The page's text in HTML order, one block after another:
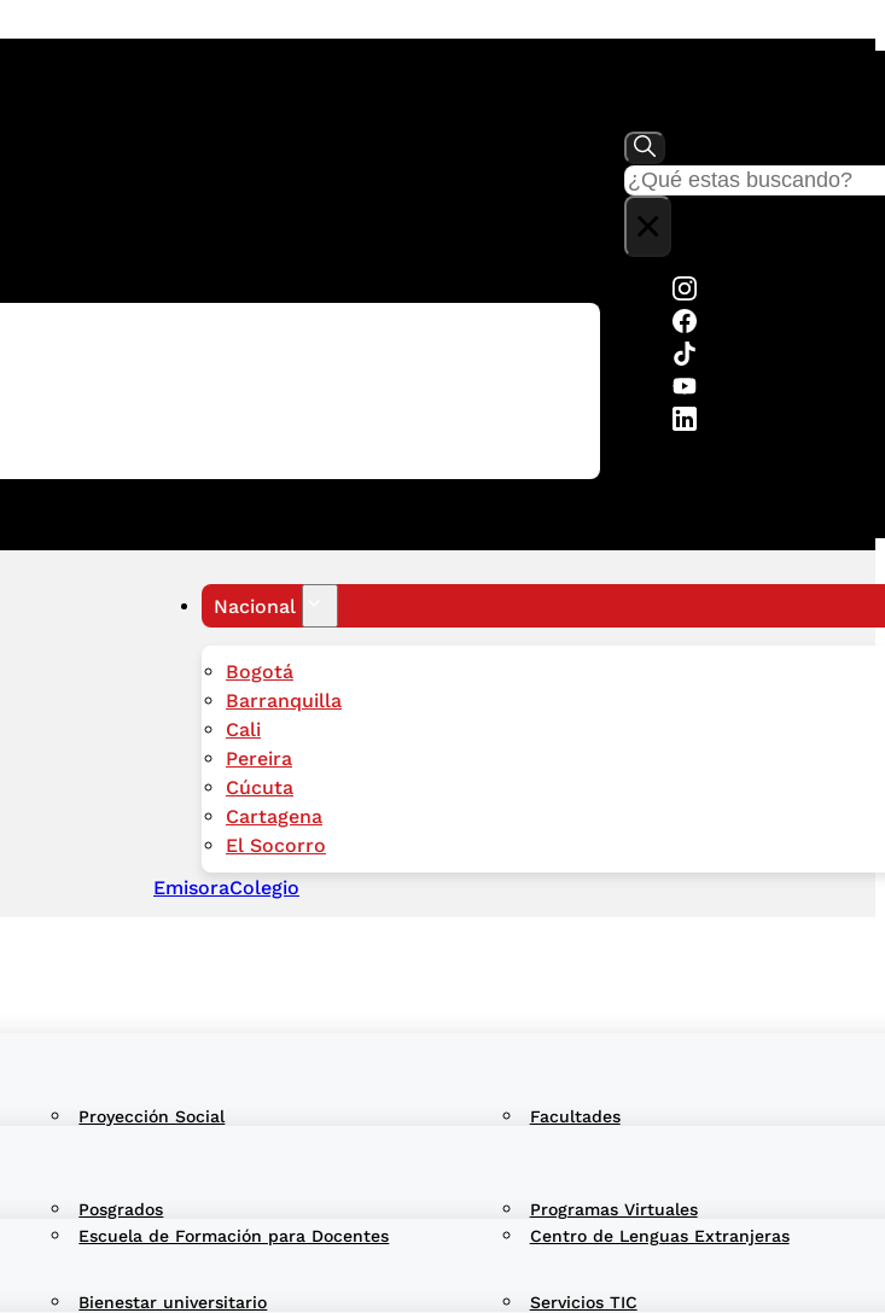
Buscar
×
Nacional
Bogotá
Barranquilla
Cali
Pereira
Cúcuta
Cartagena
El Socorro
EmisoraColegio
Proyección Social Facultades
Escuela de Formación para Docentes Centro de Lenguas Extranjeras
Posgrados Programas Virtuales
Bienestar universitario Servicios TIC